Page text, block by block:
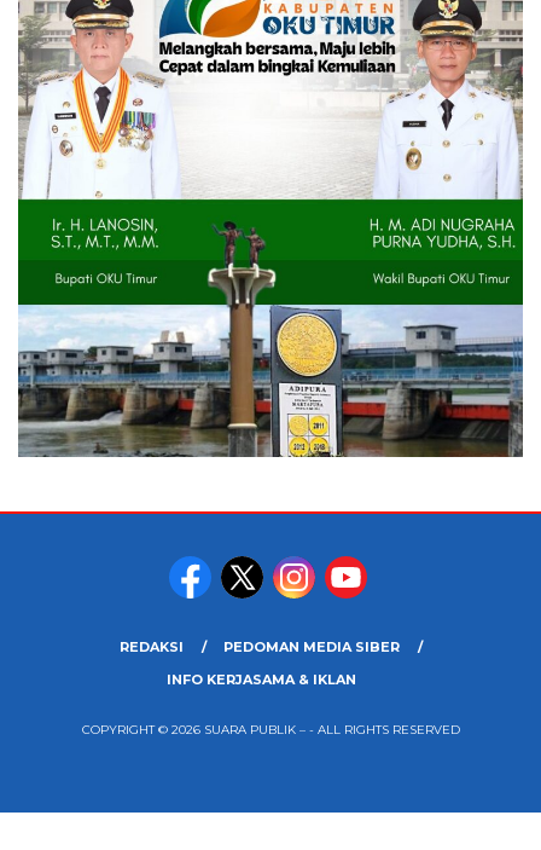
REDAKSI
PEDOMAN MEDIA SIBER
INFO KERJASAMA & IKLAN
COPYRIGHT © 2026 SUARA PUBLIK – - ALL RIGHTS RESERVED